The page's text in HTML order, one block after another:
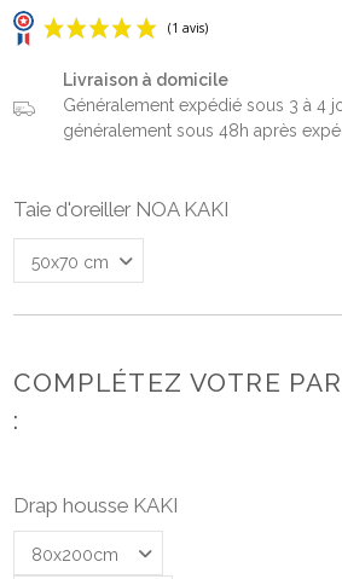
Livraison à domicile
Généralement expédié sous 3 à 4
généralement sous 48h après
Taie d'oreiller NOA KAKI
COMPLÉTEZ VOTRE
:
Drap housse KAKI